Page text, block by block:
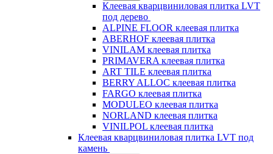
Клеевая кварцвиниловая плитка LVT
под дерево
ALPINE FLOOR клеевая плитка
ABERHOF клеевая плитка
VINILAM клеевая плитка
PRIMAVERA клеевая плитка
ART TILE клеевая плитка
BERRY ALLOC клеевая плитка
FARGO клеевая плитка
MODULEO клеевая плитка
NORLAND клеевая плитка
VINILPOL клеевая плитка
Клеевая кварцвиниловая плитка LVT под
камень